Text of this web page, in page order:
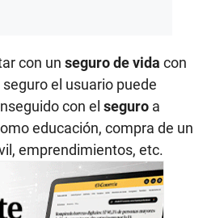
con un seguro de vida con
el usuario puede
con el seguro a
educación, compra de un
emprendimientos, etc.